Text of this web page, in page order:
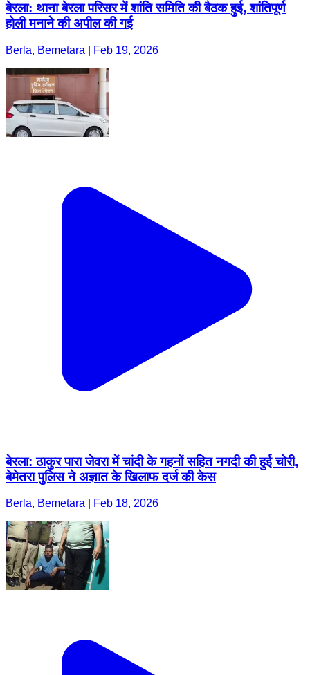
बेरला: थाना बेरला परिसर में शांति समिति की बैठक हुई, शांतिपूर्ण
होली मनाने की अपील की गई
Berla, Bemetara | Feb 19, 2026
बेरला: ठाकुर पारा जेवरा में चांदी के गहनों सहित नगदी की हुई चोरी,
बेमेतरा पुलिस ने अज्ञात के खिलाफ दर्ज की केस
Berla, Bemetara | Feb 18, 2026